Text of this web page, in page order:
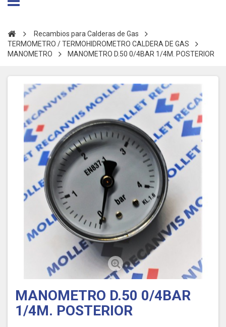
Recambios para Calderas de Gas
TERMOMETRO / TERMOHIDROMETRO CALDERA DE GAS
MANOMETRO
MANOMETRO D.50 0/4BAR 1/4M. POSTERIOR
MANOMETRO D.50 0/4BAR
1/4M. POSTERIOR